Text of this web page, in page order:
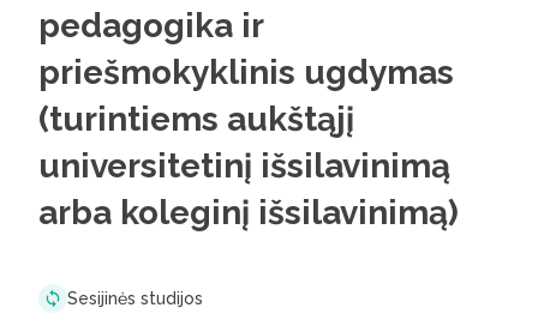
pedagogika ir
priešmokyklinis ugdymas
(turintiems aukštąjį
universitetinį išsilavinimą
arba koleginį išsilavinimą)
Sesijinės studijos